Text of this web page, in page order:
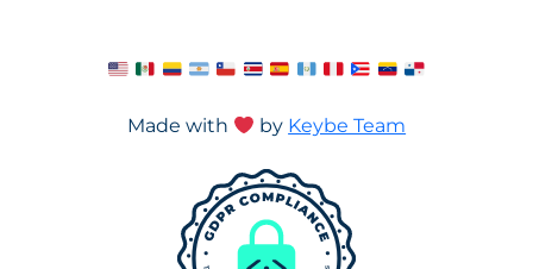
Made with by Keybe Team